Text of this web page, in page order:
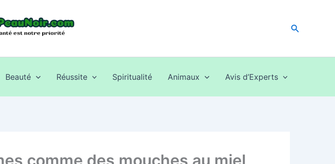
Beauté Réussite Spiritualité Animaux Avis d’Experts